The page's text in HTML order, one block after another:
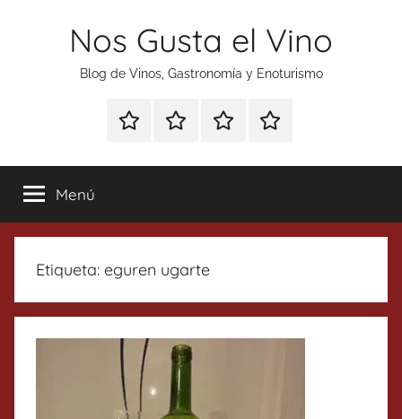
Nos Gusta el Vino
Blog de Vinos, Gastronomía y Enoturismo
Especial
Tonics
Enoturismo
Gastronomía
RankingContacto
Menú
Etiqueta: eguren ugarte